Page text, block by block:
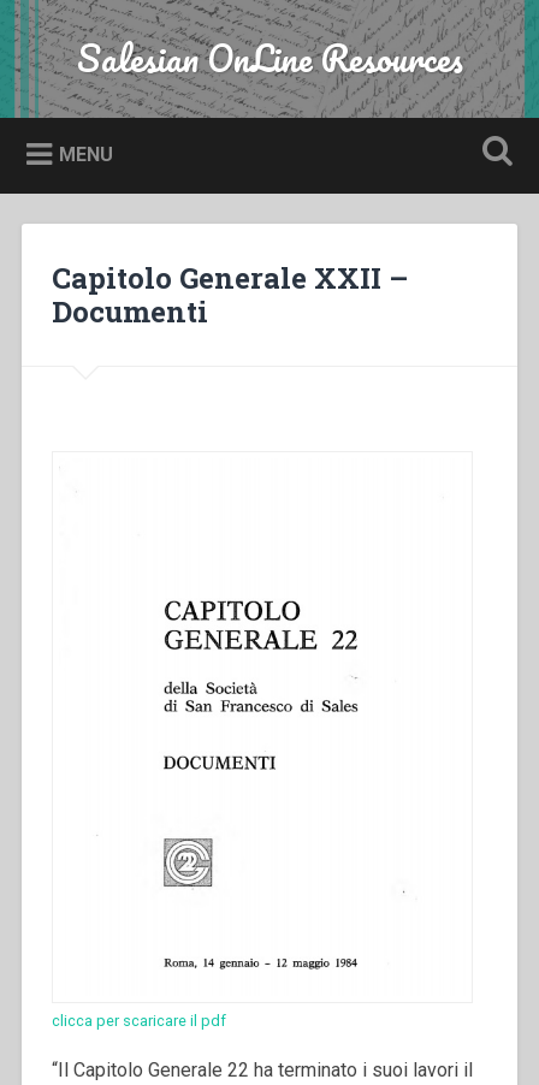
Skip
to
content
Search Salesian OnLine Resources
MENU
Capitolo Generale XXII –
Documenti
clicca per scaricare il pdf
“Il Capitolo Generale 22 ha terminato i suoi lavori il